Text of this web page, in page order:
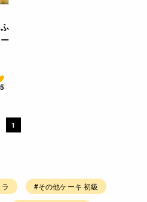
1
#その他ケーキ 初級